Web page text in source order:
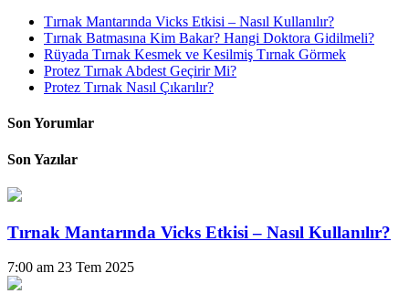
Tırnak Mantarında Vicks Etkisi – Nasıl Kullanılır?
Tırnak Batmasına Kim Bakar? Hangi Doktora Gidilmeli?
Rüyada Tırnak Kesmek ve Kesilmiş Tırnak Görmek
Protez Tırnak Abdest Geçirir Mi?
Protez Tırnak Nasıl Çıkarılır?
Son Yorumlar
Son Yazılar
Tırnak Mantarında Vicks Etkisi – Nasıl Kullanılır?
7:00 am 23 Tem 2025